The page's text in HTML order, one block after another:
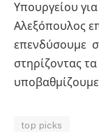
Υπουργείου
Αλεξόπουλος
επενδύσουμε
στηρίζοντας
top picks